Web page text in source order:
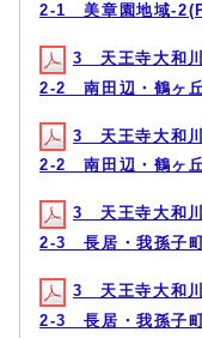
2-1 美章園地域-
3 天王寺大和
2-2 南田辺・鶴ヶ
3 天王寺大和
2-2 南田辺・鶴ヶ
3 天王寺大和
2-3 長居・我孫子
3 天王寺大和
2-3 長居・我孫子